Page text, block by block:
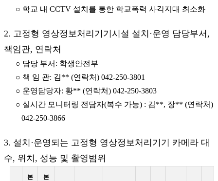
○ 학교 내 CCTV 설치를 통한 학교폭력 사각지대 최소화
2. 고정형 영상정보처리기기시설 설치·운영 담당부서,
책임관, 연락처
○ 담당 부서: 학생안전부
○ 책 임 관: 김** (연락처) 042-250-3801
○ 운영담당자: 황** (연락처) 042-250-3803
○ 실시간 모니터링 전담자(복수 가능) : 김**, 장** (연락처)
042-250-3866
3. 설치·운영되는 고정형 영상정보처리기기 카메라 대
수, 위치, 성능 및 촬영범위
본
본